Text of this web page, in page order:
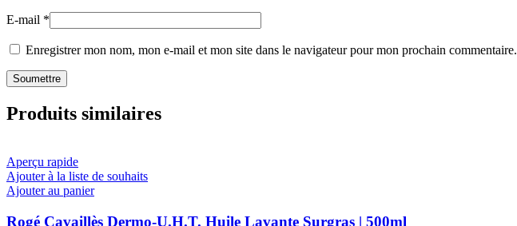
E-mail *
Enregistrer mon nom, mon e-mail et mon site dans le navigateur pour mon prochain commentaire.
Produits similaires
Aperçu rapide
Ajouter à la liste de souhaits
Ajouter au panier
Rogé Cavaillès Dermo-U.H.T. Huile Lavante Surgras | 500ml